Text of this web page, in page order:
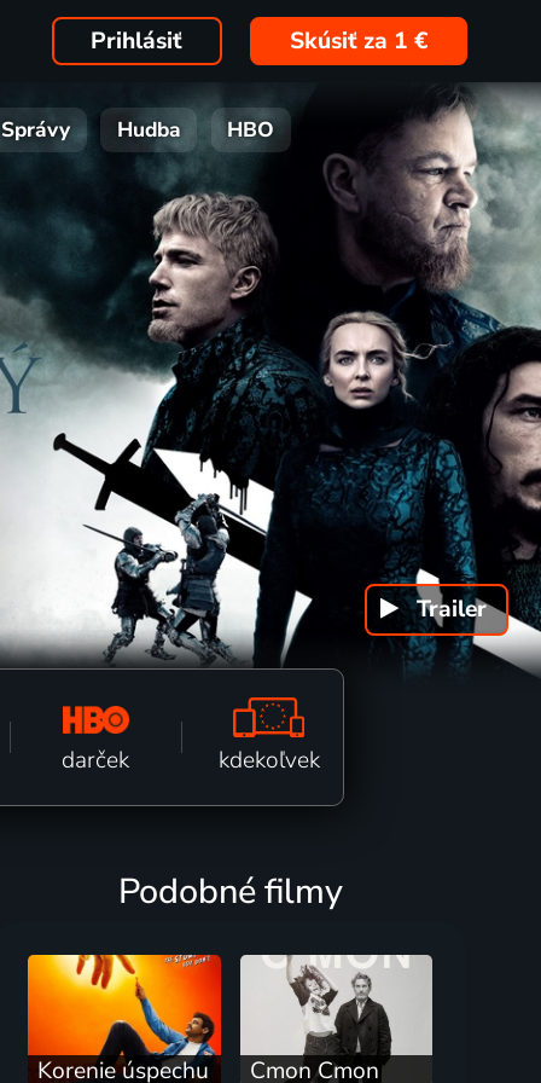
Prihlásiť Skúsiť za 1 €
Správy Hudba HBO
Trailerk
darček kdekoľvek
Podobné filmy
Korenie úspechu Cmon Cmon